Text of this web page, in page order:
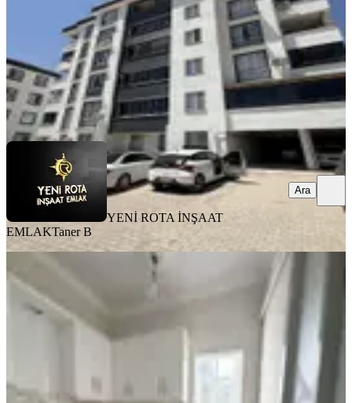
17.500 ₺
YENİ ROTA İNŞAAT EMLAK Taner B
Ara
YENİ ROTA İNŞAAT
EMLAKTaner B
Ara
Çetin Gayrimenkul'den Çarsı Valilik
Arkası Kiralık 2+1 Ofis & Ev
Dulkadiroğlu, İsa Divanlı Mahallesi
01.08.2026
13.500 ₺